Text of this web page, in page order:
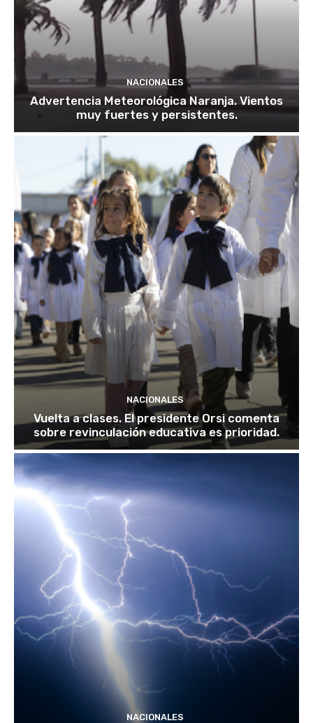
NACIONALES
Advertencia Meteorológica Naranja. Vientos
muy fuertes y persistentes.
NACIONALES
Vuelta a clases. El presidente Orsi comenta
sobre revinculación educativa es prioridad.
NACIONALES